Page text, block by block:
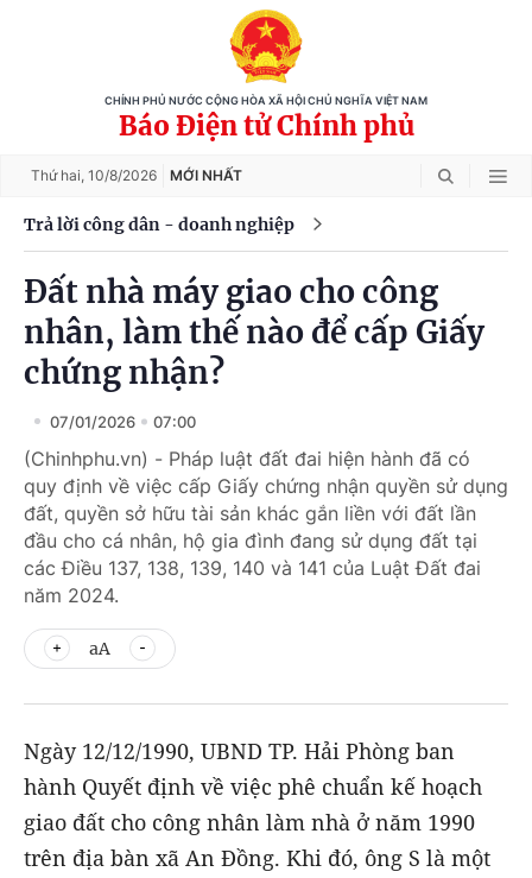
CHÍNH PHỦ NƯỚC CỘNG HÒA XÃ HỘI CHỦ NGHĨA VIỆT NAM
Báo Điện tử Chính phủ
Thứ hai, 10/8/2026 MỚI NHẤT
Trả lời công dân - doanh nghiệp
Đất nhà máy giao cho công
nhân, làm thế nào để cấp Giấy
chứng nhận?
07/01/2026 07:00
(Chinhphu.vn) - Pháp luật đất đai hiện hành đã có
quy định về việc cấp Giấy chứng nhận quyền sử dụng
đất, quyền sở hữu tài sản khác gắn liền với đất lần
đầu cho cá nhân, hộ gia đình đang sử dụng đất tại
các Điều 137, 138, 139, 140 và 141 của Luật Đất đai
năm 2024.
aA
Ngày 12/12/1990, UBND TP. Hải Phòng ban
hành Quyết định về việc phê chuẩn kế hoạch
giao đất cho công nhân làm nhà ở năm 1990
trên địa bàn xã An Đồng. Khi đó, ông S là một